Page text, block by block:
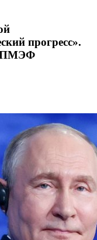
прогресс».
ПМЭФ